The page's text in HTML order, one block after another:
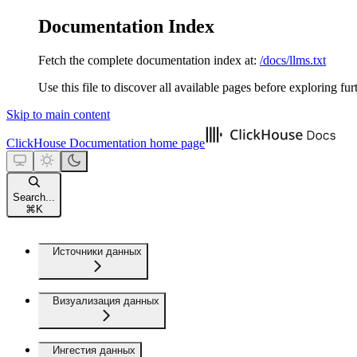
Documentation Index
Fetch the complete documentation index at: /docs/llms.txt
Use this file to discover all available pages before exploring
Skip to main content
ClickHouse Documentation home page
Search...
⌘ K
Источники данных
Визуализация данных
Ингестия данных